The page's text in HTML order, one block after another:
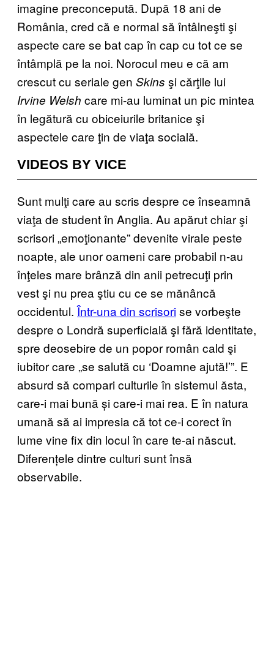
imagine preconcepută. După 18 ani de
România, cred că e normal să întâlneşti şi
aspecte care se bat cap în cap cu tot ce se
întâmplă pe la noi. Norocul meu e că am
crescut cu seriale gen Skins şi cărţile lui
Irvine Welsh care mi-au luminat un pic mintea
în legătură cu obiceiurile britanice şi
aspectele care ţin de viaţa socială.
VIDEOS BY VICE
Sunt mulţi care au scris despre ce înseamnă
viaţa de student în Anglia. Au apărut chiar şi
scrisori „emoţionante” devenite virale peste
noapte, ale unor oameni care probabil n-au
înţeles mare brânză din anii petrecuţi prin
vest şi nu prea ştiu cu ce se mănâncă
occidentul.Într-una din scrisorise vorbeşte
despre o Londră superficială şi fără identitate,
spre deosebire de un popor român cald şi
iubitor care „se salută cu ‘Doamne ajută!’”. E
absurd să compari culturile în sistemul ăsta,
care-i mai bună și care-i mai rea. E în natura
umană să ai impresia că tot ce-i corect în
lume vine fix din locul în care te-ai născut.
Diferențele dintre culturi sunt însă
observabile.